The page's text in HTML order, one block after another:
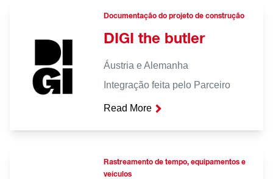
Documentação do projeto de construção
DIGI the butler
Áustria e Alemanha
Integração feita pelo Parceiro
Read More
Rastreamento de tempo, equipamentos e
veículos